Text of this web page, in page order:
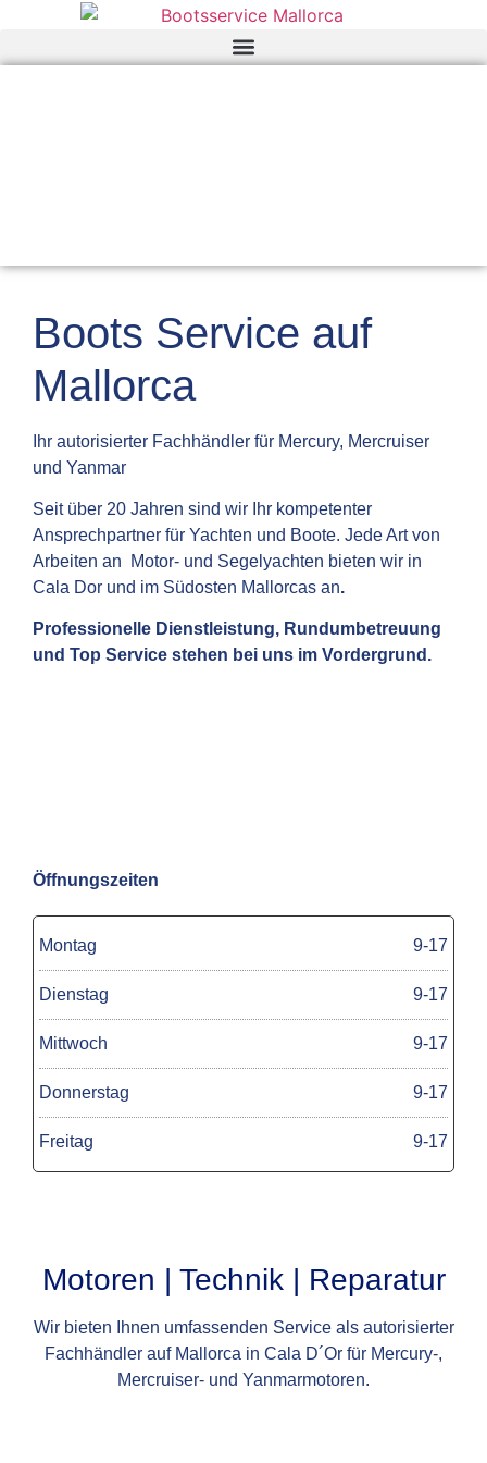
Boots Service auf
Mallorca
Ihr autorisierter Fachhändler für Mercury, Mercruiser
und Yanmar
Seit über 20 Jahren sind wir Ihr kompetenter
Ansprechpartner für Yachten und Boote. Jede Art von
Arbeiten an Motor- und Segelyachten bieten wir in
Cala Dor und im Südosten Mallorcas an.
Professionelle Dienstleistung, Rundumbetreuung
und Top Service stehen bei uns im Vordergrund.
Öffnungszeiten
Montag 9-17
Dienstag 9-17
Mittwoch 9-17
Donnerstag 9-17
Freitag 9-17
Motoren | Technik | Reparatur
Wir bieten Ihnen umfassenden Service als autorisierter
Fachhändler auf Mallorca in Cala D´Or für Mercury-,
Mercruiser- und Yanmarmotoren.